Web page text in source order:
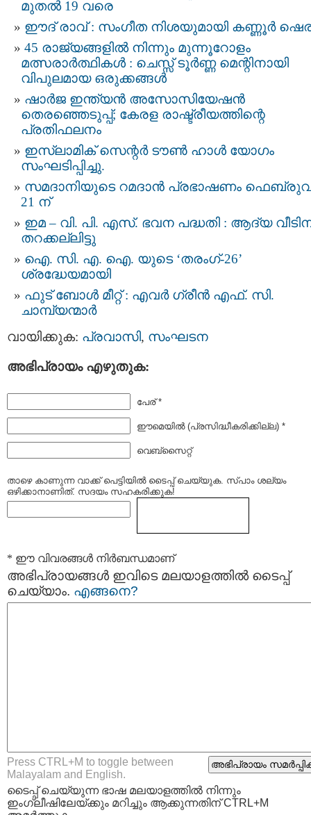
മുതൽ 19 വരെ
ഈദ് രാവ് : സംഗീത നിശയുമായി കണ്ണൂർ
45 രാജ്യങ്ങളിൽ നിന്നും മുന്നൂറോളം
മത്സരാർത്ഥികൾ : ചെസ്സ് ടൂർണ്ണ മെന്റിനായി
വിപുലമായ ഒരുക്കങ്ങൾ
ഷാർജ ഇന്ത്യൻ അസോസിയേഷൻ
തെരഞ്ഞെടുപ്പ്; കേരള രാഷ്ട്രീയത്തിന്റെ
പ്രതിഫലനം
ഇസ്‌ലാമിക് സെന്റർ ടൗൺ ഹാൾ യോഗം
സംഘടിപ്പിച്ചു.
സമദാനിയുടെ റമദാൻ പ്രഭാഷണം
21 ന്
ഇമ – വി. പി. എസ്. ഭവന പദ്ധതി : ആദ്യ
തറക്കല്ലിട്ടു
ഐ. സി. എ. ഐ. യുടെ ‘തരംഗ്-26’
ശ്രദ്ധേയമായി
ഫുട് ബോൾ മീറ്റ് : എവർ ഗ്രീൻ എഫ്. സി.
ചാമ്പ്യന്മാർ
വായിക്കുക: പ്രവാസി, സംഘടന
അഭിപ്രായം എഴുതുക:
പേര് *
ഈമെയില്‍ (പ്രസിദ്ധീകരിക്കില്ല) *
വെബ്സൈറ്റ്
താഴെ കാണുന്ന വാക്ക് പെട്ടിയില്‍ ടൈപ്പ്‌ ചെയ്യുക. സ്പാം ശല്യം
ഒഴിക്കാനാണിത്. സദയം സഹകരിക്കുക!
* ഈ വിവരങ്ങള്‍ നിര്‍ബന്ധമാണ്
അഭിപ്രായങ്ങള്‍ ഇവിടെ മലയാളത്തില്‍ ടൈപ്പ്
ചെയ്യാം. എങ്ങനെ?
Press CTRL+M to toggle between
Malayalam and English.
ടൈപ്പ്‌ ചെയ്യുന്ന ഭാഷ മലയാളത്തില്‍ നിന്നും
ഇംഗ്ലീഷിലേയ്ക്കും മറിച്ചും ആക്കുന്നതിന് CTRL+M